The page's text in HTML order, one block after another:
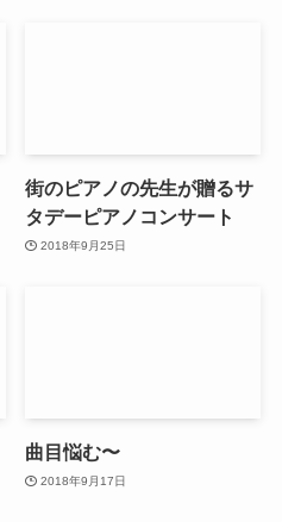
街のピアノの先生が贈るサ
タデーピアノコンサート
2018年9月25日
曲目悩む〜
2018年9月17日